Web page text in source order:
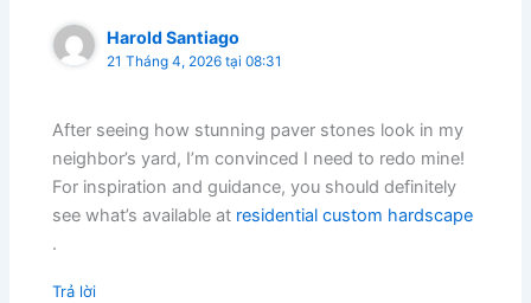
Harold Santiago
21 Tháng 4, 2026 tại 08:31
After seeing how stunning paver stones look in my
neighbor’s yard, I’m convinced I need to redo mine!
For inspiration and guidance, you should definitely
see what’s available at residential custom hardscape
.
Trả lời